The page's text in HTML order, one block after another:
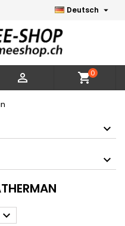
Deutsch 
 shopping_cart0

×
×
((modalDeleteText))
×
×
um Artikel Ihrer